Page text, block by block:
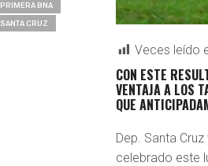
Veces leído
CON ESTE
VENTAJA A LOS
QUE
Dep. Santa Cruz
celebrado este
PRIMERA BNA
SANTA CRUZ